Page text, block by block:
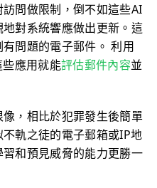
問做限制，倒不如這些AI
對系統響應做出更新。這
問題的電子郵件。 利用
應用就能評估郵件內容並
，相比於犯罪發生後簡單
軌之徒的電子郵箱或IP地
和預見威脅的能力更勝一